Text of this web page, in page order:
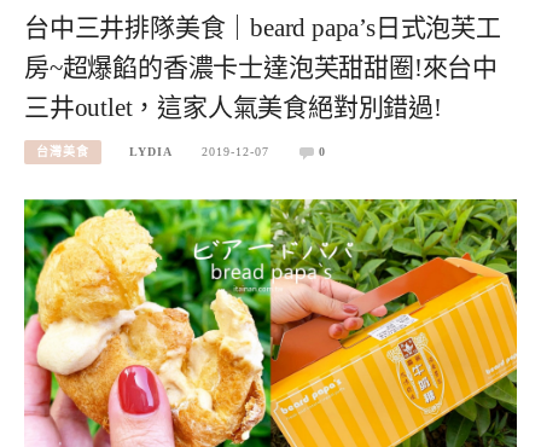
台中三井排隊美食｜beard papa’s日式泡芙工
房~超爆餡的香濃卡士達泡芙甜甜圈!來台中
三井outlet，這家人氣美食絕對別錯過!
台灣美食 LYDIA 2019-12-07 0